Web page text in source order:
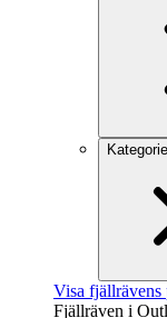
Visa
Fjällräven i